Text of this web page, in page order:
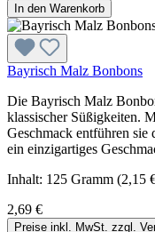
In den Warenkorb
Bayrisch Malz Bonbons
Die Bayrisch Malz
klassischer Süßigkeiten.
Geschmack entführen
ein einzigartiges
Inhalt: 125 Gramm (2,15
2,69 €
Preise inkl. MwSt. zzgl.